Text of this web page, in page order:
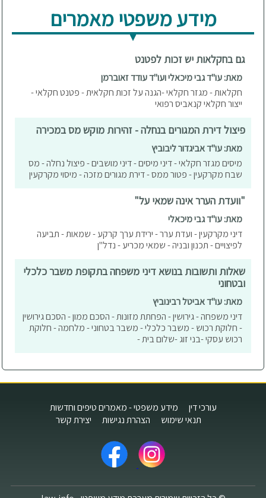
מידע משפטי מאמרים
גם בחקלאות יש זכות לפטנט
מאת: עו"ד גבי מיכאלי ועו"ד עודד זאוברמן
חקלאות - מגזר חקלאי -הגנה על זכות חקלאית - פטנט חקלאי -
ייצור חקלאי קנאביס רפואי
פיצול דירת המגורים בנחלה - זהירות מוקש מס במכירה
מאת: עו"ד אביגדור ליבוביץ
מיסים מגזר חקלאי - דיני מיסים - דיני מושבים - פיצול נחלה - מס
שבח מקרקעין - פטור ממס - דירת מגורים מזכה - מיסוי מקרקעין
"וועדת הערר אינה שמאי על"
מאת: עו"ד גבי מיכאלי
דיני מקרקעין - ועדת ערר - ירידת ערך קרקע - שמאות - תביעה
לפיצויים - תכנון ובניה - שמאי מכריע - נדל"ן
שאלות ותשובות בנושא דיני משפחה בתקופת משבר כלכלי
ובטחוני
מאת: עו"ד אביטל רבינוביץ
דיני משפחה - גירושין - הפחתת מזונות - הסכם ממון - הסכם גירושין
- חלוקת רכוש - משבר כלכלי - משבר בטחוני - מלחמה - חלוקת
רכוש עסקי -בני זוג -שלום בית -
עורכי דין
מידע משפטי - מאמרים טיפים וחדשות
תנאי שימוש
הצהרת נגישות יצירת קשר